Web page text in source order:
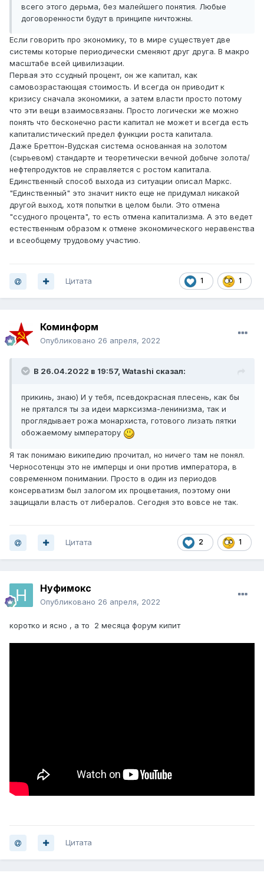
всего этого дерьма, без малейшего понятия. Любые
договоренности будут в принципе ничтожны.
Если говорить про экономику, то в мире существует две
системы которые периодически сменяют друг друга. В макро
масштабе всей цивилизации.
Первая это ссудный процент, он же капитал, как
самовозрастающая стоимость. И всегда он приводит к
кризису сначала экономики, а затем власти просто потому
что эти вещи взаимосвязаны. Просто логически же можно
понять что бесконечно расти капитал не может и всегда есть
капиталистический предел функции роста капитала.
Даже Бреттон-Вудская система основанная на золотом
(сырьевом) стандарте и теоретически вечной добыче золота/
нефтепродуктов не справляется с ростом капитала.
Единственный способ выхода из ситуации описал Маркс.
"Единственный" это значит никто еще не придумал никакой
другой выход, хотя попытки в целом были. Это отмена
"ссудного процента", то есть отмена капитализма. А это ведет
естественным образом к отмене экономического неравенства
и всеобщему трудовому участию.
1 1
Цитата
Коминформ
Опубликовано 26 апреля, 2022
В 26.04.2022 в 19:57, Watashi сказал:
прикинь, знаю) И у тебя, псевдокрасная плесень, как бы
не прятался ты за идеи марксизма-ленинизма, так и
проглядывает рожа монархиста, готового лизать пятки
обожаемому ымператору
Я так понимаю википедию прочитал, но ничего там не понял.
Черносотенцы это не имперцы и они против императора, в
современном понимании. Просто в один из периодов
консерватизм был залогом их процветания, поэтому они
защищали власть от либералов. Сегодня это вовсе не так.
2 1
Цитата
Нуфимокс
Опубликовано 26 апреля, 2022
коротко и ясно , а то 2 месяца форум кипит
Цитата